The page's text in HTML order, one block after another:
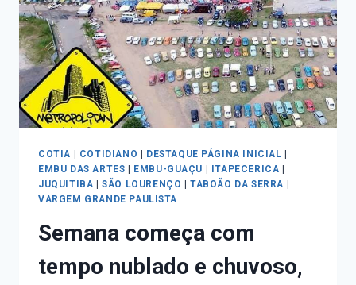
COTIA COTIDIANO DESTAQUE PÁGINA INICIAL
EMBU DAS ARTES
EMBU-GUAÇU ITAPECERICA
JUQUITIBA |SÃO LOURENÇO |TABOÃO DA SERRA
VARGEM GRANDE PAULISTA
Semana começa com
tempo nublado e chuvoso,